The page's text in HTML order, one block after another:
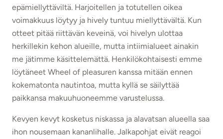
epämiellyttäviltä. Harjoitellen ja totutellen oikea
voimakkuus löytyy ja hively tuntuu miellyttävältä. Kun
otteet pitää riittävän keveinä, voi hivelyn ulottaa
herkillekin kehon alueille, mutta intiimialueet ainakin
me jätimme käsittelemättä. Henkilökohtaisesti emme
löytäneet Wheel of pleasuren kanssa mitään ennen
kokematonta nautintoa, mutta kyllä se säilyttää
paikkansa makuuhuoneemme varustelussa.
Kevyen kevyt kosketus niskassa ja alavatsan alueella saa
ihon nousemaan kananlihalle. Jalkapohjat eivät reagoi